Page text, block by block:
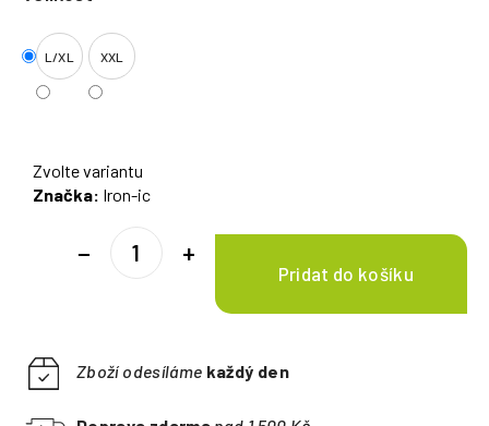
L/XL XXL
Zvolte variantu
Značka: Iron-ic
+
−
Zboží odesíláme každý den